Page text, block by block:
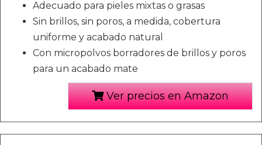
Adecuado para pieles mixtas o grasas
Sin brillos, sin poros, a medida, cobertura
uniforme y acabado natural
Con micropolvos borradores de brillos y poros
para un acabado mate
Ver precios en Amazon